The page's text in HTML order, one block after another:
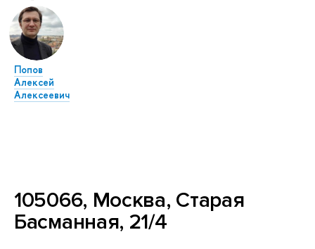
Попов
Алексей
Алексеевич
105066, Москва, Старая
Басманная, 21/4